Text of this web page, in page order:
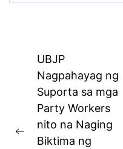
Post
navigation
Previous
UBJP
Nagpahayag ng
Suporta sa mga
Party Workers
nito na Naging
Biktima ng